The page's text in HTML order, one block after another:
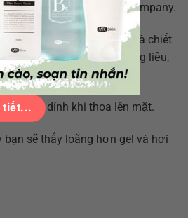
tiết...
của tập đoàn Wishcompany.
C (L-ascorbic acid) 5% và chiết
chứa cồn, paraben, hương liệu,
hơi dấp dính khi thoa lên mặt.
bạn sẽ thấy loãng hơn gel và hơi